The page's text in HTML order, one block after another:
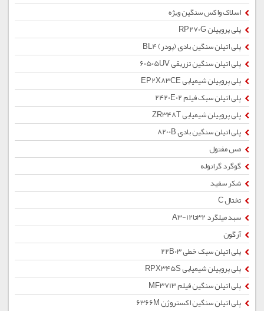
اسلاک واکس سنگین ویژه
پلی پروپیلن RP270G
پلی اتیلن سنگین بادی (پودر) BL4
پلی اتیلن سنگین تزریقی 60505UV
پلی پروپیلن شیمیایی EP2X83CE
پلی اتیلن سبک فیلم 2420E02
پلی پروپیلن شیمیایی ZR348T
پلی اتیلن سنگین بادی 8200B
مس مفتول
گوگرد گرانوله
شکر سفید
تختال C
سبد میلگرد 32تا12-A3
آرگون
پلی اتیلن سبک خطی 22B03
پلی پروپیلن شیمیایی RPX345S
پلی اتیلن سنگین فیلم MF3713
پلی اتیلن سنگین اکستروژن 6366M